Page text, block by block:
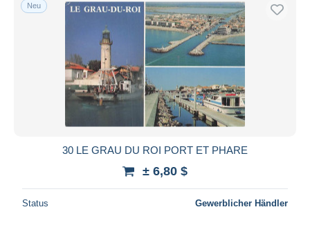
Neu
30 LE GRAU DU ROI PORT ET PHARE
± 6,80 $
Status Gewerblicher Händler